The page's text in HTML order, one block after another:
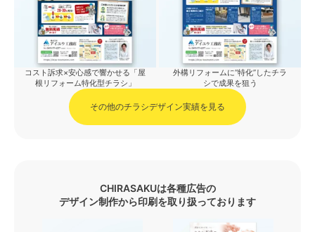
コスト訴求×安心感で響かせる「屋
根リフォーム特化型チラシ」
外構リフォームに“特化”したチラ
シで成果を狙う
その他のチラシデザイン実績を見る
CHIRASAKUは各種広告の
デザイン制作から印刷を取り扱っております